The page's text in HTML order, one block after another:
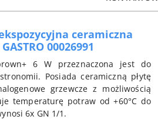
ceramiczna
00026991
6 W przeznaczona jest do
Posiada ceramiczną płytę
grzewcze z możliwością
temperaturę potraw od +60°C do
6x GN 1/1.